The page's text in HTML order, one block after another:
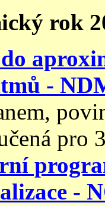
rok
-
pro
-